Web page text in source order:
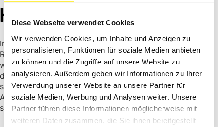
Diese Webseite verwendet Cookies
Wir verwenden Cookies, um Inhalte und Anzeigen zu
personalisieren, Funktionen für soziale Medien anbieten
zu können und die Zugriffe auf unsere Website zu
analysieren. Außerdem geben wir Informationen zu Ihrer
Verwendung unserer Website an unsere Partner für
soziale Medien, Werbung und Analysen weiter. Unsere
Partner führen diese Informationen möglicherweise mit
weiteren Daten zusammen, die Sie ihnen bereitgestellt
HAUSE“
In diesem Seminar zeigen wir Dir, wie Du mit der DISBON
RAPID SPEED Technologie Bodenbeschichtungen bei
widrigen Witterungsverhältnissen und an nur einem Tag
durchführen kannst. Eine Technologie insbesondere für
sensible Industriebereiche, welche aus wirtschaftlichen
Aspekten schnell wieder in Betrieb genommen werden
sollen.